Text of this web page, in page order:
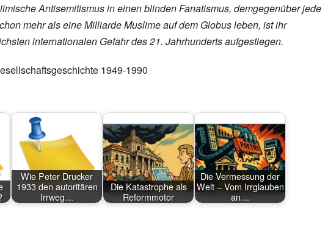
Antisemitismus in einen blinden Fanatismus, demgegenüber jede
mehr als eine Milliarde Muslime auf dem Globus leben, ist ihr
internationalen Gefahr des 21. Jahrhunderts aufgestiegen.
1949-1990
Wie Peter Drucker
1933 den autoritären
Irrweg…
Die Katastrophe als
Reformmotor
Die Vermessung der
Welt – Vom Irrglauben
an…